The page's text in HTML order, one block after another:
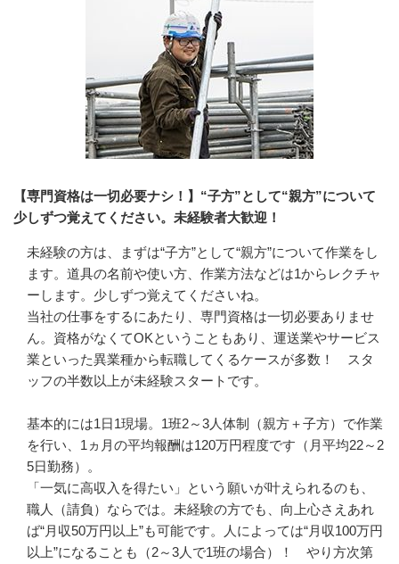
【専門資格は一切必要ナシ！】“子方”として“親方”について
少しずつ覚えてください。未経験者大歓迎！
未経験の方は、まずは“子方”として“親方”について作業をし
ます。道具の名前や使い方、作業方法などは1からレクチャ
ーします。少しずつ覚えてくださいね。
当社の仕事をするにあたり、専門資格は一切必要ありませ
ん。資格がなくてOKということもあり、運送業やサービス
業といった異業種から転職してくるケースが多数！　スタ
ッフの半数以上が未経験スタートです。
基本的には1日1現場。1班2～3人体制（親方＋子方）で作業
を行い、1ヵ月の平均報酬は120万円程度です（月平均22～2
5日勤務）。
「一気に高収入を得たい」という願いが叶えられるのも、
職人（請負）ならでは。未経験の方でも、向上心さえあれ
ば“月収50万円以上”も可能です。人によっては“月収100万円
以上”になることも（2～3人で1班の場合）！　やり方次第